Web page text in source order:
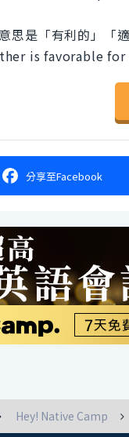
是「有利的」「
is favorable for
分享至Facebook
Hey! Native Camp